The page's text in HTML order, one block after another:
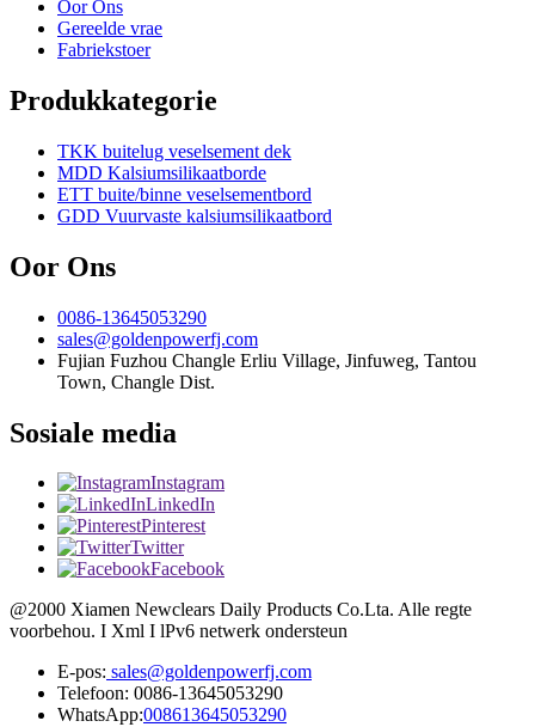
Oor Ons
Gereelde vrae
Fabriekstoer
Produkkategorie
TKK buitelug veselsement dek
MDD Kalsiumsilikaatborde
ETT buite/binne veselsementbord
GDD Vuurvaste kalsiumsilikaatbord
Oor Ons
0086-13645053290
sales@goldenpowerfj.com
Fujian Fuzhou Changle Erliu Village, Jinfuweg, Tantou
Town, Changle Dist.
Sosiale media
Instagram
LinkedIn
Pinterest
Twitter
Facebook
@2000 Xiamen Newclears Daily Products Co.Lta. Alle regte
voorbehou. I Xml I lPv6 netwerk ondersteun
E-pos: sales@goldenpowerfj.com
Telefoon: 0086-13645053290
WhatsApp:008613645053290